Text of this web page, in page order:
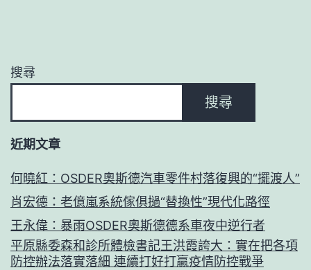
搜尋
搜尋
近期文章
何曉紅：OSDER奧斯德汽車零件村落復興的“擺渡人”
肖宏德：老億嵐系統傢俱撾“替換性”現代化路徑
王永偉：暴雨OSDER奧斯德德系車夜中逆行者
平原縣委森和診所體檢書記王洪霞誇大：實在把各項
防控辦法落實落細 連續打好打贏疫情防控戰爭